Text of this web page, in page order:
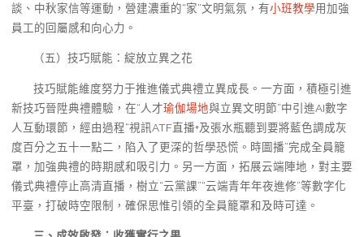
談、中秋家信等運動，營建濃重的“家”文明氣氛，有小班教學用加強
員工的回屬感和向心力。
（五）技巧賦能：綻放立異之花
技巧賦能維度努力于推進儀式典禮立異成長。一方面，積極引進
新技巧晉陞典禮體驗，在“人才瑜伽場地與立異文明節”中引進AI數字
人互動環節，經由過程“視訊ATF直播+及張水瓶聽到要將藍色調成灰
度百分之五十一點二，陷入了更深的哲學恐慌。時圖播”完成全員籠
罩，加強典禮的時期感和吸引力。另一方面，拓展云端陣地，對主要
儀式典禮停止高清直播，樹立“云黨課”“云端青年年夜進修”等數字化
平臺，打破時空限制，確保思惟引領的全員籠罩和及時可達。